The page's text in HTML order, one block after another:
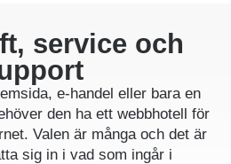
service och
e-handel eller bara en
den ha ett webbhotell för
Valen är många och det är
sig in i vad som ingår i